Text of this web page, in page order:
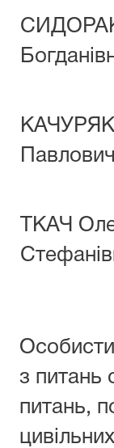
Павлович
ТКАЧ
з питань
питань,